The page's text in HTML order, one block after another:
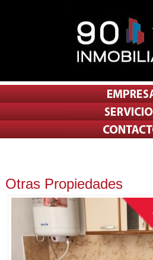
Otras Propiedades